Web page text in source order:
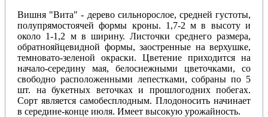
Вишня "Вита" - дерево сильнорослое, средней густоты,
полупрямостоячей формы кроны. 1,7-2 м в высоту и
около 1-1,2 м в ширину. Листочки среднего размера,
обратнояйцевидной формы, заостренные на верхушке,
темновато-зеленой окраски. Цветение приходится на
начало-середину мая, белоснежными цветочками, со
свободно расположенными лепестками, собраны по 5
шт. на букетных веточках и прошлогодних побегах.
Сорт является самобесплодным. Плодоносить начинает
в середине-конце июля. Имеет высокую урожайность.